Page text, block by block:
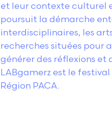
et leur contexte culturel
poursuit la démarche
interdisciplinaires, les
recherches situées pour
générer des réflexions et
LABgamerz est le
Région PACA.